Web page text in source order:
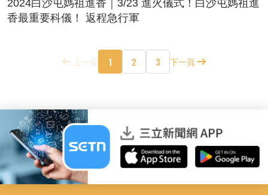
2024白沙屯媽祖進香｜3/23 進火儀式！白沙屯媽祖進
香最重要科儀！ 返程急行軍
上一頁 1 2 3 下一頁